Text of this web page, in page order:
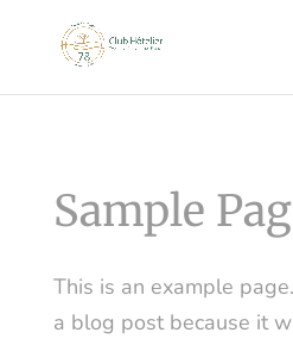
Sample
This is an example
a blog post because it